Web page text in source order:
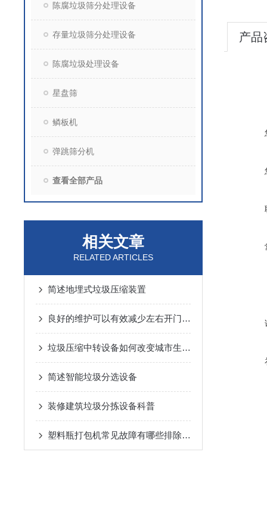
陈腐垃圾筛分处理设备
存量垃圾筛分处理设备
陈腐垃圾处理设备
星盘筛
鳞板机
弹跳筛分机
查看全部产品
相关文章
RELATED ARTICLES
简述地埋式垃圾压缩装置
良好的维护可以有效减少左右开门打包机损伤
垃圾压缩中转设备如何改变城市生活？
简述智能垃圾分选设备
装修建筑垃圾分拣设备科普
塑料瓶打包机常见故障有哪些排除方法
产品